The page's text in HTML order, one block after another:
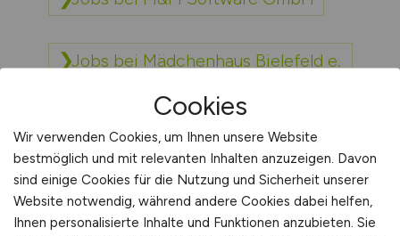
Jobs bei Mädchenhaus Bielefeld e.
Jobs bei MADSACK
Jobs bei Magnet-Schultz GmbH &
Cookies
Wir verwenden Cookies, um Ihnen unsere Website
bestmöglich und mit relevanten Inhalten anzuzeigen. Davon
sind einige Cookies für die Nutzung und Sicherheit unserer
Website notwendig, während andere Cookies dabei helfen,
Ihnen personalisierte Inhalte und Funktionen anzubieten. Sie